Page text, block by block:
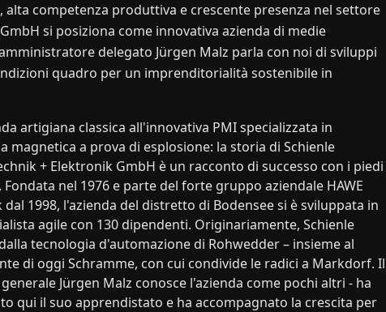
competenza produttiva e crescente presenza nel settore
si posiziona come innovativa azienda di medie
delegato Jürgen Malz parla con noi di sviluppi
quadro per un imprenditorialità sostenibile in
artigiana classica all'innovativa PMI specializzata in
magnetica a prova di esplosione: la storia di Schienle
+ Elektronik GmbH è un racconto di successo con i piedi
nel 1976 e parte del forte gruppo aziendale HAWE
dal 1998, l'azienda del distretto di Bodensee si è sviluppata in
agile con 130 dipendenti. Originariamente, Schienle
tecnologia d'automazione di Rohwedder – insieme al
di oggi Schramme, con cui condivide le radici a Markdorf. Il
Jürgen Malz conosce l'azienda come pochi altri - ha
qui il suo apprendistato e ha accompagnato la crescita per